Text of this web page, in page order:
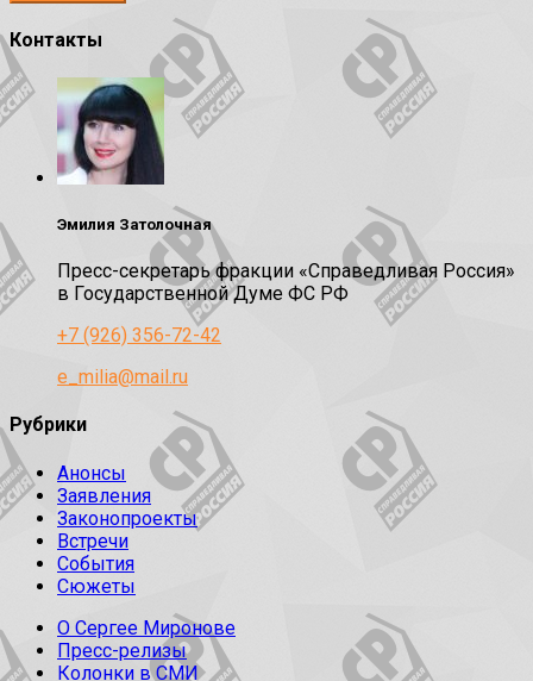
Контакты
Эмилия Затолочная
Пресс-секретарь фракции «Справедливая Россия»
в Государственной Думе ФС РФ
+7 (926) 356-72-42
e_milia@mail.ru
Рубрики
Анонсы
Заявления
Законопроекты
Встречи
События
Сюжеты
О Сергее Миронове
Пресс-релизы
Колонки в СМИ